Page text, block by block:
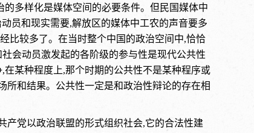
多样化是媒体空间的必要条件。但民国媒体中
员和现实需要,解放区的媒体中工农的声音要多
比较多了。在当时整个中国的政治空间中,恰恰
会动员激发起的各阶级的参与性是现代公共性
某种程度上,那个时期的公共性不是某种程序或
所和结果。公共性一定是和政治性辩论的存在相
产党以政治联盟的形式组织社会,它的合法性建